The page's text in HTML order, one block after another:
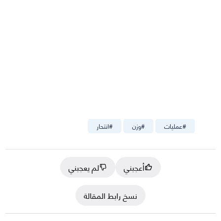
#انتحار #وزن #عمليات
أعجبني
لم يعجبني
نسخ رابط المقالة